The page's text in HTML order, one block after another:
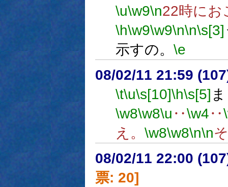
\u\w9\n22時にお
\h\w9\w9\n\n\s[3]
示すの。 \e
08/02/11 21:59
\t\u\s[10]\h\s[5]
\w8\w8\u ‥\w4‥
え。 \w8\w8\n\n
08/02/11 22:00
票: 20]